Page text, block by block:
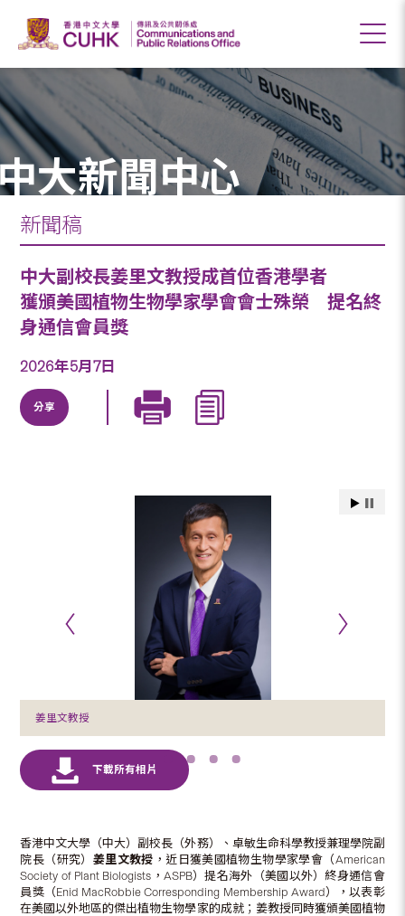
大新聞中心
新聞稿
中大副校長姜里文教授成首位香港學者
獲頒美國植物生物學家學會會士殊榮 提名終
身通信會員獎
2026年5月7日
分享
姜里文教授
香港中文大學（中大）副校長（外務）、卓敏生命科學教授兼理學院副
院長（研究） 姜里文教授 ，近日獲美國植物生物學家學會（American
Society of Plant Biologists，ASPB）提名海外（美國以外）終身通信會
員獎（Enid MacRobbie Corresponding Membership Award），以表彰
在美國以外地區的傑出植物生物學家的成就；姜教授同時獲頒美國植物